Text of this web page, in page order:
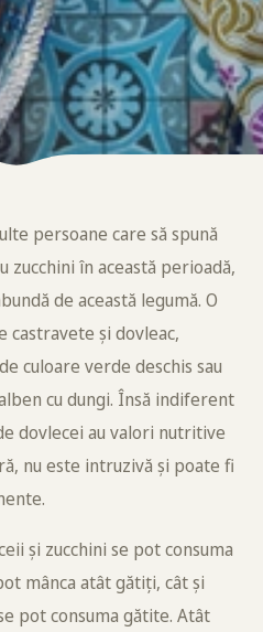
persoane care să spună
zucchini în această perioadă,
de această legumă. O
castravete și dovleac,
culoare verde deschis sau
cu dungi. Însă indiferent
dovlecei au valori nutritive
nu este intruzivă și poate fi
și zucchini se pot consuma
mânca atât gătiți, cât și
pot consuma gătite. Atât